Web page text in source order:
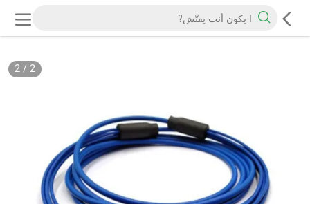
2
/
2